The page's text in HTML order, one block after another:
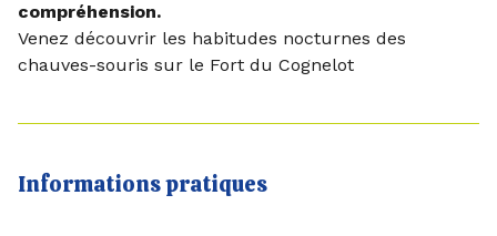
compréhension.
Venez découvrir les habitudes nocturnes des
chauves-souris sur le Fort du Cognelot
Informations pratiques